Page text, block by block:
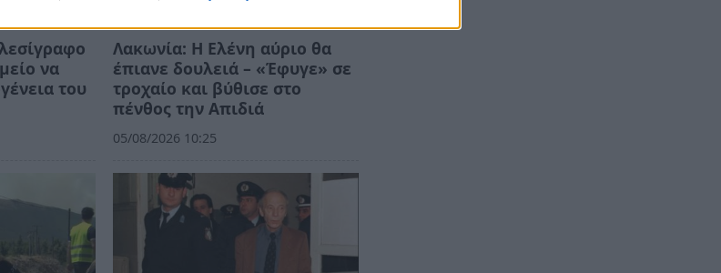
να
του
Λακωνία: Η Ελένη αύριο θα
έπιανε δουλειά – «Έφυγε» σε
τροχαίο και βύθισε στο
πένθος την Απιδιά
05/08/2026 10:25